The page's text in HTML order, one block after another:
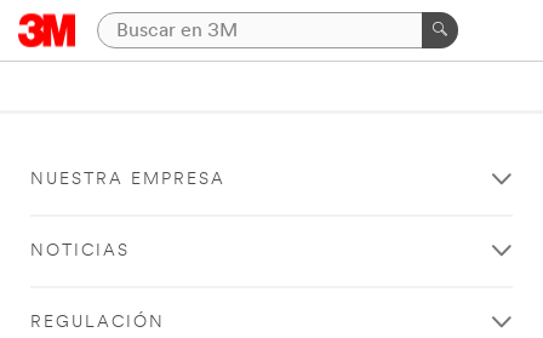
NUESTRA EMPRESA
NOTICIAS
REGULACIÓN